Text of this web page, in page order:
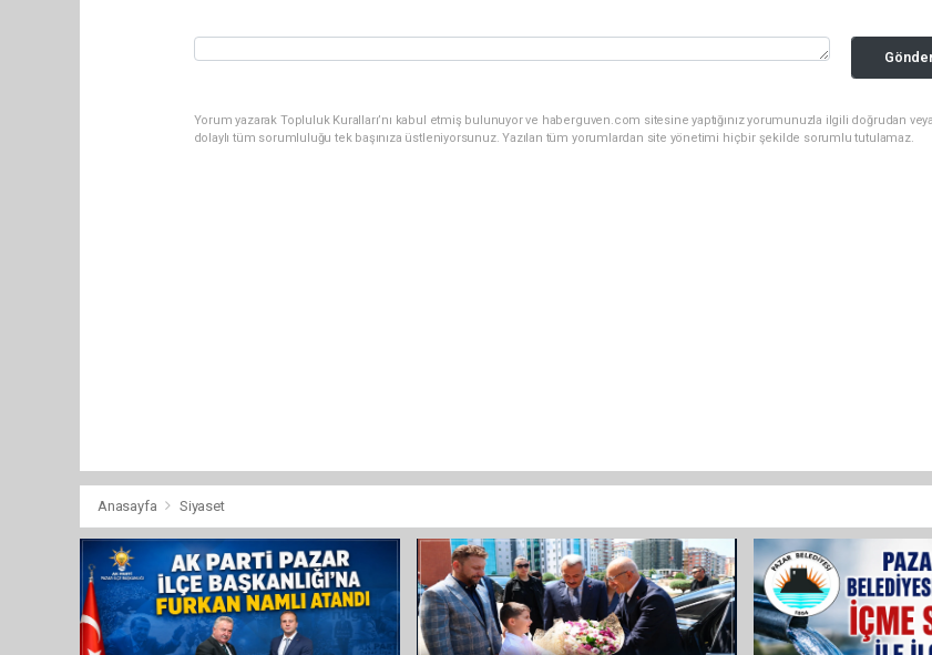
Yorum yazarak Topluluk Kuralları’nı kabul etmiş bulunuyor ve haberguven.com sitesine yaptığınız yorumunuzla ilgili doğrudan veya
dolaylı tüm sorumluluğu tek başınıza üstleniyorsunuz. Yazılan tüm yorumlardan site yönetimi hiçbir şekilde sorumlu tutulamaz.
Anasayfa Siyaset